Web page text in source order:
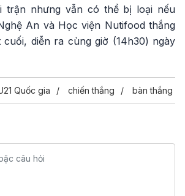
trận nhưng vẫn có thể bị loại nếu
An và Học viện Nutifood thắng
diễn ra cùng giờ (14h30) ngày
Quốc gia chiến thắng bàn thắng